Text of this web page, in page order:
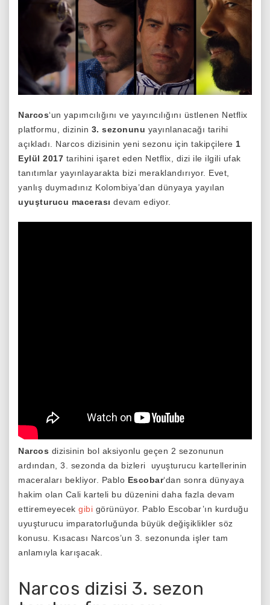
Narcos‘un yapımcılığını ve yayıncılığını üstlenen Netflix
platformu, dizinin 3. sezonunu yayınlanacağı tarihi
açıkladı. Narcos dizisinin yeni sezonu için takipçilere 1
Eylül 2017 tarihini işaret eden Netflix, dizi ile ilgili ufak
tanıtımlar yayınlayarakta bizi meraklandırıyor. Evet,
yanlış duymadınız Kolombiya’dan dünyaya yayılan
uyuşturucu macerası devam ediyor.
Narcos dizisinin bol aksiyonlu geçen 2 sezonunun
ardından, 3. sezonda da bizleri uyuşturucu kartellerinin
maceraları bekliyor. Pablo Escobar‘dan sonra dünyaya
hakim olan Cali karteli bu düzenini daha fazla devam
ettiremeyecek gibi görünüyor. Pablo Escobar’ın kurduğu
uyuşturucu imparatorluğunda büyük değişiklikler söz
konusu. Kısacası Narcos’un 3. sezonunda işler tam
anlamıyla karışacak.
Narcos dizisi 3. sezon